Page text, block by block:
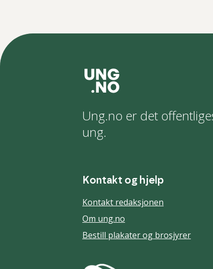
Ung.no er det
ung.
Kontakt og hjelp
Kontakt redaksjonen
Om ung.no
Bestill plakater og brosjyrer